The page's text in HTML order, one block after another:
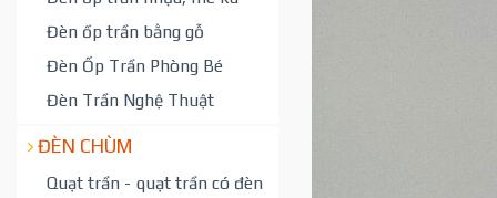
Đèn ốp trần bằng gỗ
Đèn Ốp Trần Phòng Bé
Đèn Trần Nghệ Thuật
ĐÈN CHÙM
Quạt trần - quạt trần có đèn